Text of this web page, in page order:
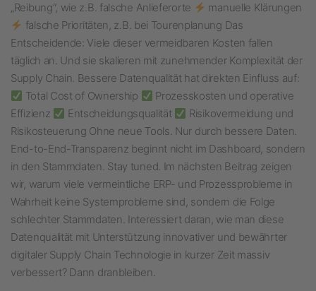
„Reibung“, wie z.B. falsche Anlieferorte
manuelle Klärungen
falsche Prioritäten, z.B. bei Tourenplanung Das
Entscheidende: Viele dieser vermeidbaren Kosten fallen
täglich an. Und sie skalieren mit zunehmender Komplexität der
Supply Chain. Bessere Datenqualität hat direkten Einfluss auf:
Total Cost of Ownership
Prozesskosten und operative
Effizienz
Entscheidungsqualität
Risikovermeidung und
Risikosteuerung Ohne neue Tools. Nur durch bessere Daten.
End-to-End-Transparenz beginnt nicht im Dashboard, sondern
in den Stammdaten. Stay tuned. Im nächsten Beitrag zeigen
wir, warum viele vermeintliche ERP- und Prozessprobleme in
Wahrheit keine Systemprobleme sind, sondern die Folge
schlechter Stammdaten. Interessiert daran, wie man diese
Datenqualität mit Unterstützung innovativer und bewährter
digitaler Supply Chain Technologie in kurzer Zeit massiv
verbessert? Dann dranbleiben.